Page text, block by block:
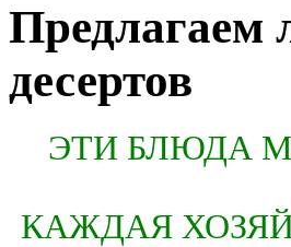
Предлагаем
десертов
ЭТИ БЛЮДА
КАЖДАЯ